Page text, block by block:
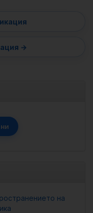
на